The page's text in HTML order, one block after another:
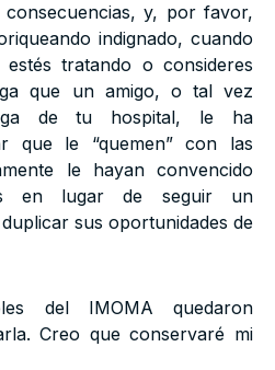
y, por favor,
indignado, cuando
tratando o consideres
que un amigo, o tal vez
de tu hospital, le ha
que le “quemen” con las
le hayan convencido
en lugar de seguir un
sus oportunidades de
del IMOMA quedaron
Creo que conservaré mi